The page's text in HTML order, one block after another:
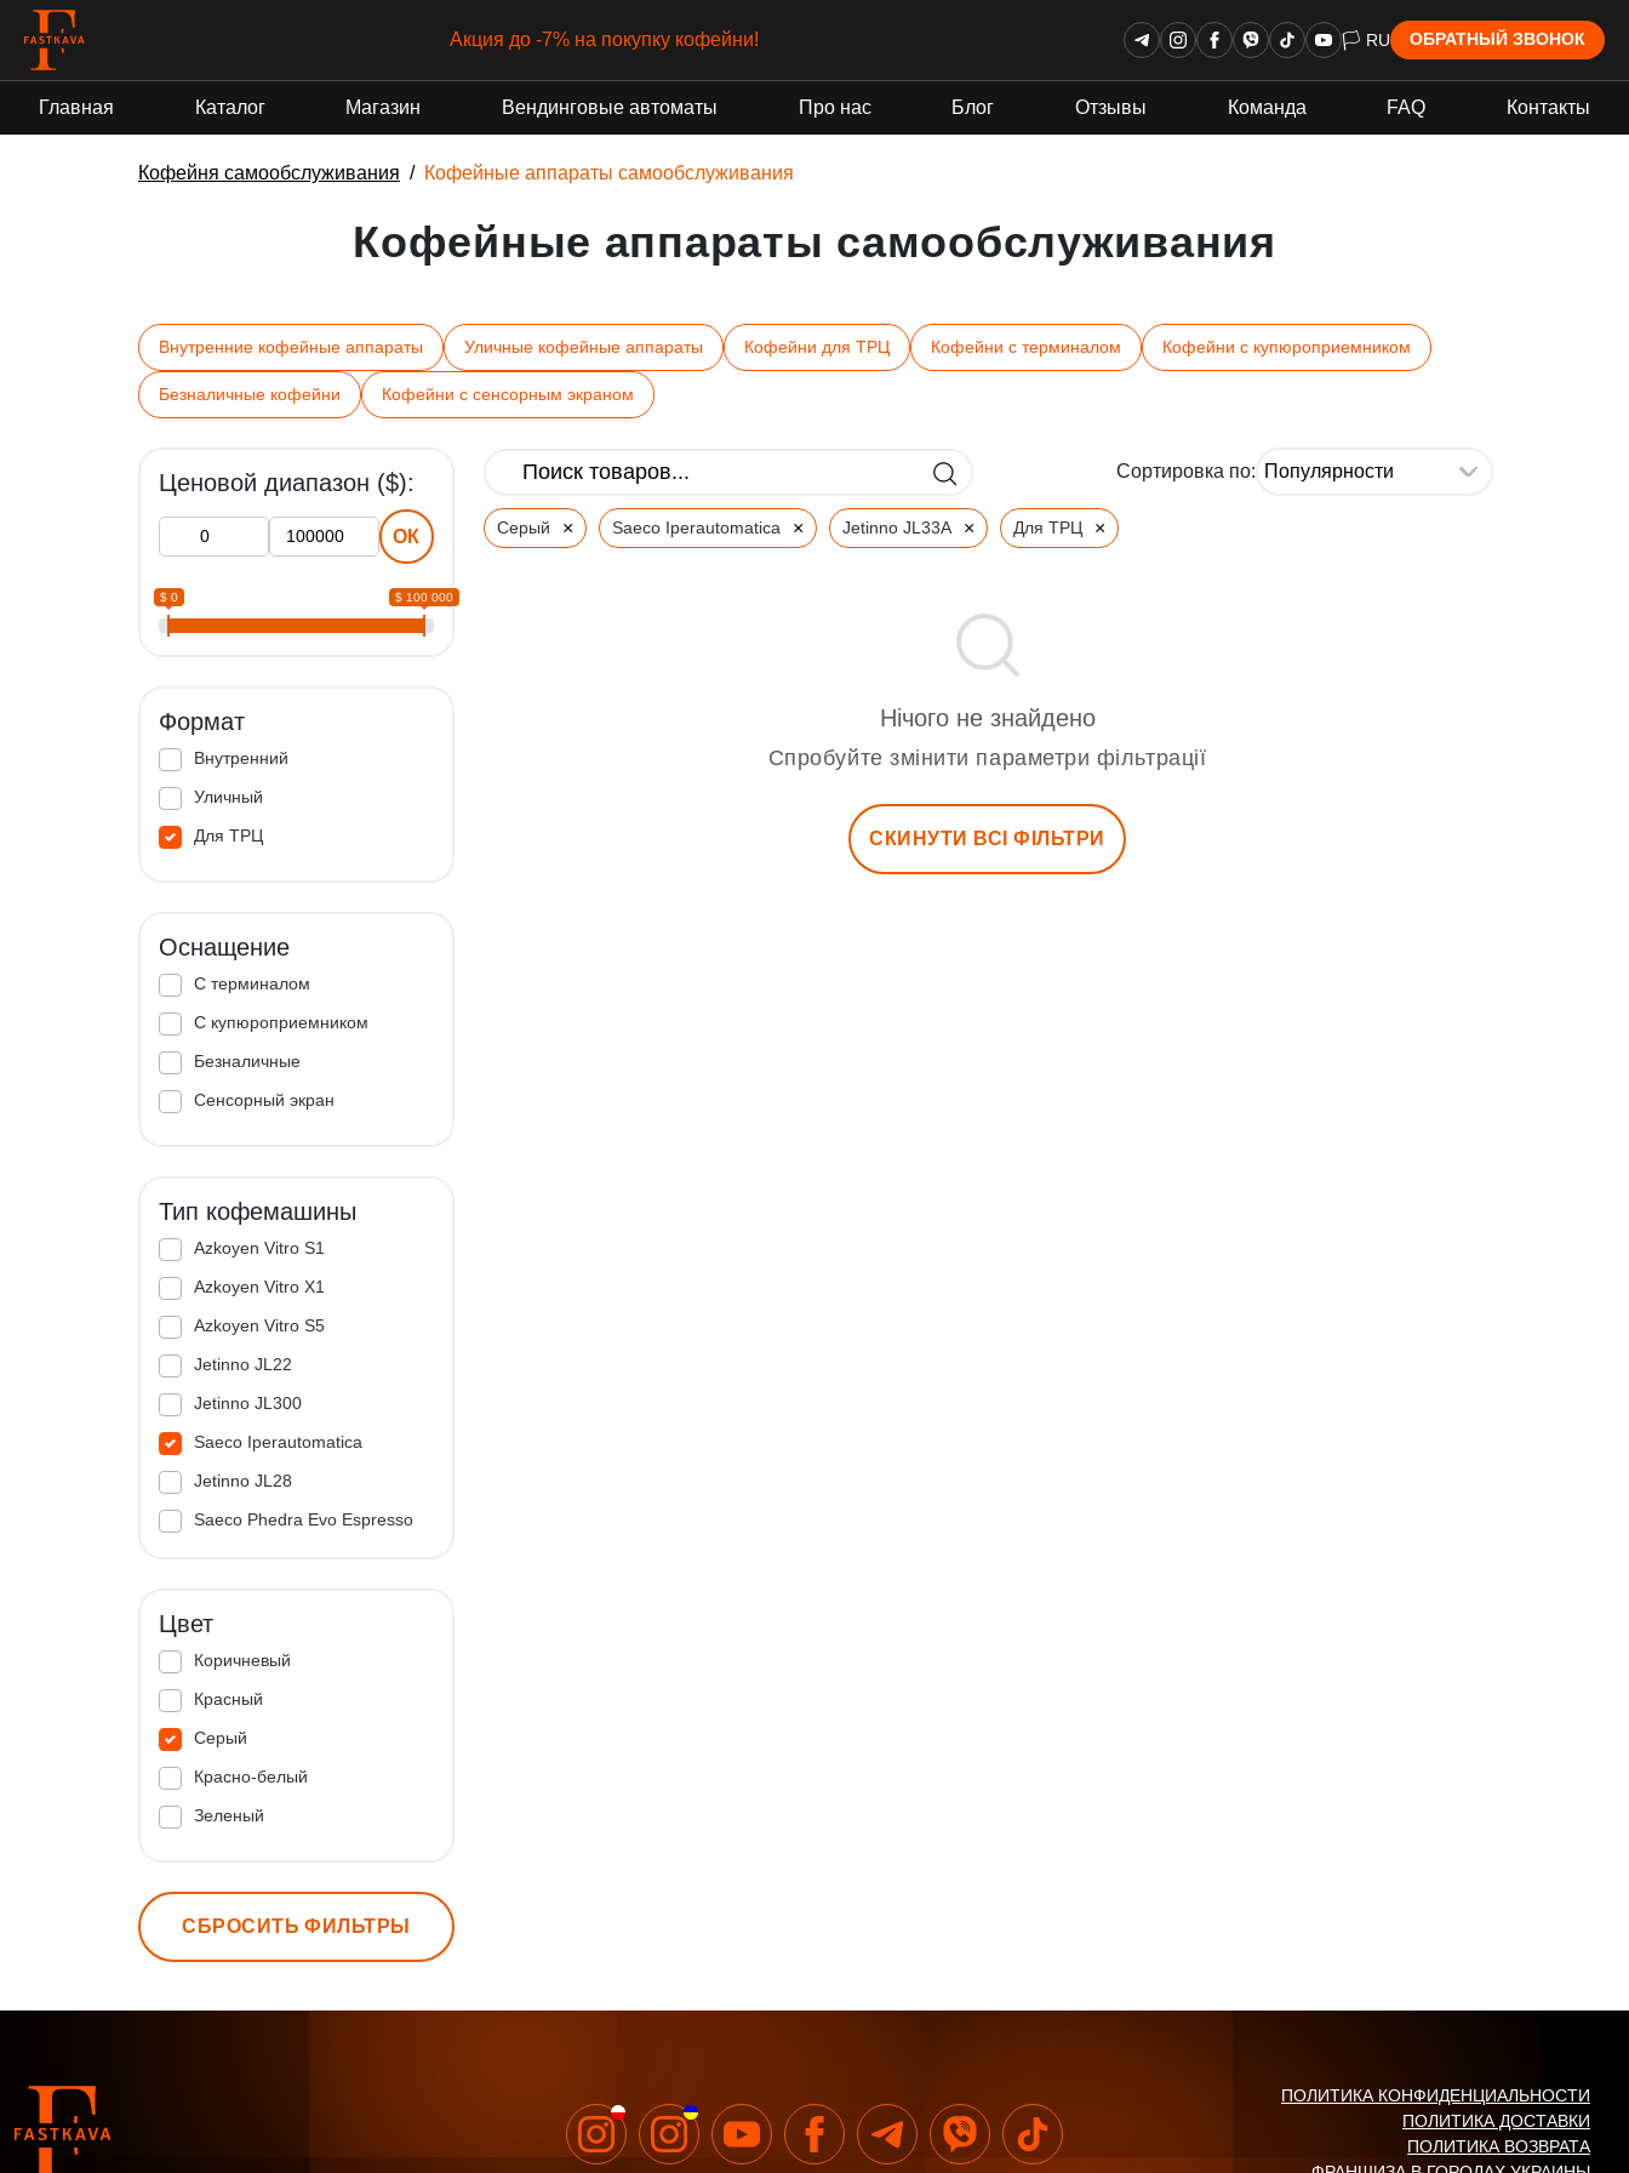
Акция до -7% на покупку кофейни! 🏳 RU ОБРАТНЫЙ ЗВОНОК
Главная Каталог Магазин Вендинговые автоматы Про нас Блог Отзывы Команда FAQ Контакты
Кофейня самообслуживания Кофейные аппараты самообслуживания
Кофейные аппараты самообслуживания
Внутренние кофейные аппараты Уличные кофейные аппараты Кофейни для ТРЦ Кофейни с терминалом Кофейни с купюроприемником
Безналичные кофейни Кофейни с сенсорным экраном
Ценовой диапазон ($):
ОК
$ 0 $ 100 000
Формат
Внутренний
Уличный
Для ТРЦ
Оснащение
С терминалом
С купюроприемником
Безналичные
Сенсорный экран
Тип кофемашины
Azkoyen Vitro S1
Azkoyen Vitro X1
Azkoyen Vitro S5
Jetinno JL22
Jetinno JL300
Saeco Iperautomatica
Jetinno JL28
Saeco Phedra Evo Espresso
Цвет
Коричневый
Красный
Серый
Красно-белый
Зеленый
СБРОСИТЬ ФИЛЬТРЫ
Сортировка по:
Серый × Saeco Iperautomatica × Jetinno JL33A × Для ТРЦ ×
Нічого не знайдено
Спробуйте змінити параметри фільтрації
СКИНУТИ ВСІ ФІЛЬТРИ
ПОЛИТИКА КОНФИДЕНЦИАЛЬНОСТИ
ПОЛИТИКА ДОСТАВКИ
ПОЛИТИКА ВОЗВРАТА